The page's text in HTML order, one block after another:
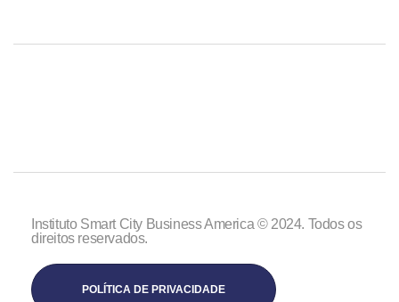
Instituto Smart City Business America © 2024. Todos os
direitos reservados.
POLÍTICA DE PRIVACIDADE